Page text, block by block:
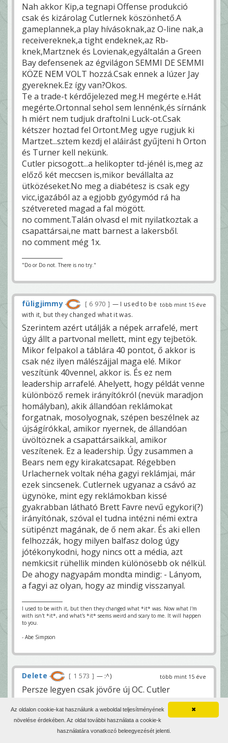
Nah akkor Kip,a tegnapi Offense produkció
csak és kizárolag Cutlernek köszönhető.A
gameplannek,a play hívásoknak,az O-line nak,a
receivereknek,a tight endeknek,az Rb-
knek,Martznek és Lovienak,egyáltalán a Green
Bay defensenek az égvilágon SEMMI DE SEMMI
KÖZE NEM VOLT hozzá.Csak ennek a lúzer Jay
gyereknek.Ez így van?Okos.
Te a trade-t kérdőjelezed meg.H megérte e.Hát
megérte.Ortonnal sehol sem lennénk,és sírnánk
h miért nem tudjuk draftolni Luck-ot.Csak
kétszer hoztad fel Ortont.Meg ugye rugjuk ki
Martzet...sztem kezdj el aláirást gyűjteni h Orton
és Turner kell nekünk.
Cutler picsogott...a helikopter td-jénél is,meg az
előző két meccsen is,mikor bevállalta az
ütközéseket.No meg a diabétesz is csak egy
vicc,igazából az a egjobb gyógymód rá ha
szétvereted magad a fal mögött.
no comment.Talán olvasd el mit nyilatkoztak a
csapattársai,ne matt barnest a lakersből.
no comment még 1x.
"Do or Do not. There is no try."
több mint 15 éve
füligjimmy 6 970
— I used to be
with it, but they changed what it was.
Szerintem azért utálják a népek arrafelé, mert
úgy állt a partvonal mellett, mint egy tejbetök.
Mikor felpakol a táblára 40 pontot, ő akkor is
csak néz ilyen málészájjal maga elé. Mikor
veszítünk 40vennel, akkor is. És ez nem
leadership arrafelé. Ahelyett, hogy példát venne
különböző remek irányítókról (nevük maradjon
homályban), akik állandóan reklámokat
forgatnak, mosolyognak, szépen beszélnek az
újságírókkal, amikor nyernek, de állandóan
üvöltöznek a csapattársaikkal, amikor
veszítenek. Ez a leadership. Úgy zusammen a
Bears nem egy kirakatcsapat. Régebben
Urlachernek voltak néha gagyi reklámjai, már
ezek sincsenek. Cutlernek ugyanaz a csávó az
ügynöke, mint egy reklámokban kissé
gyakrabban látható Brett Favre nevű egykori(?)
irányítónak, szóval el tudna intézni némi extra
sütipénzt magának, de ő nem akar. És aki ellen
felhozzák, hogy milyen balfasz dolog úgy
jótékonykodni, hogy nincs ott a média, azt
nemkicsit rühellik minden különösebb ok nélkül.
De ahogy nagyapám mondta mindig: - Lányom,
a fagyi az olyan, hogy az mindig visszanyal.
I used to be with it, but then they changed what *it* was. Now what I'm
with isn't *it*, and what's *it* seems weird and scary to me. It will happen
to you.
- Abe Simpson
több mint 15 éve
Delete 1 573 — :^)
Persze legyen csak jövőre új OC. Cutler
Könyörgöm mi a francért nem futottunk az
utolsó negyedik?? Tisztára az jött le hogy
bepánikoltunk és orrba szájba a mély
✖
Az oldalon cookie-kat használunk a weboldal teljesítményének
növelése érdekében. Az oldal további használata a cookie-k
használatára vonatkozó beleegyezését jelenti.